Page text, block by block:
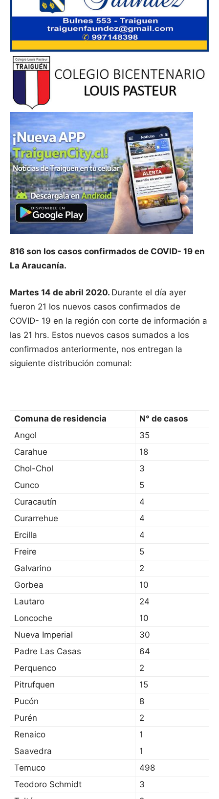
816 son los casos confirmados de COVID- 19 en
La Araucanía.
Martes 14 de abril 2020. Durante el día ayer
fueron 21 los nuevos casos confirmados de
COVID- 19 en la región con corte de información a
las 21 hrs. Estos nuevos casos sumados a los
confirmados anteriormente, nos entregan la
siguiente distribución comunal:
Comuna de residencia
N° de casos
Angol
35
Carahue
18
Chol-Chol
3
Cunco
5
Curacautín
4
Curarrehue
4
Ercilla
4
Freire
5
Galvarino
2
Gorbea
10
Lautaro
24
Loncoche
10
Nueva Imperial
30
Padre Las Casas
64
Perquenco
2
Pitrufquen
15
Pucón
8
Purén
2
Renaico
1
Saavedra
1
Temuco
498
Teodoro Schmidt
3